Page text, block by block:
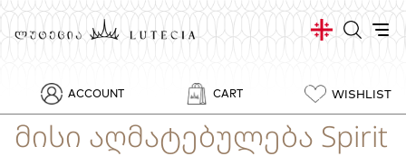
ACCOUNT CART WISHLIST
მისი აღმატებულება Spirit